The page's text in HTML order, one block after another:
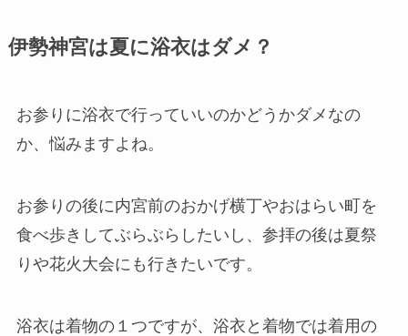
伊勢神宮は夏に浴衣はダメ？
お参りに浴衣で行っていいのかどうかダメなの
か、悩みますよね。
お参りの後に内宮前のおかげ横丁やおはらい町を
食べ歩きしてぶらぶらしたいし、参拝の後は夏祭
りや花火大会にも行きたいです。
浴衣は着物の１つですが、浴衣と着物では着用の